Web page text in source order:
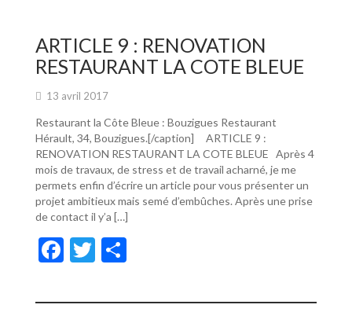
o
o
k
er
ARTICLE 9 : RENOVATION
RESTAURANT LA COTE BLEUE
13 avril 2017
Restaurant la Côte Bleue : Bouzigues Restaurant
Hérault, 34, Bouzigues.[/caption] ARTICLE 9 :
RENOVATION RESTAURANT LA COTE BLEUE Après 4
mois de travaux, de stress et de travail acharné, je me
permets enfin d’écrire un article pour vous présenter un
projet ambitieux mais semé d’embûches. Après une prise
de contact il y’a […]
F
e
T
itt ta